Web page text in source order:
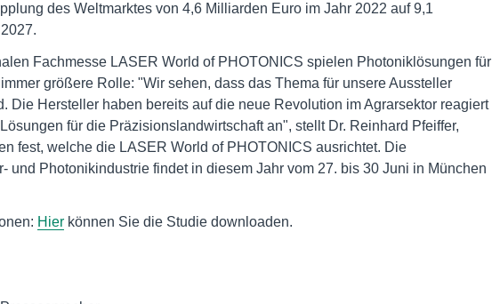
des Weltmarktes von 4,6 Milliarden Euro im Jahr 2022 auf 9,1
Fachmesse LASER World of PHOTONICS spielen Photoniklösungen für
größere Rolle: "Wir sehen, dass das Thema für unsere Aussteller
Die Hersteller haben bereits auf die neue Revolution im Agrarsektor reagiert
für die Präzisionslandwirtschaft an", stellt Dr. Reinhard Pfeiffer,
fest, welche die LASER World of PHOTONICS ausrichtet. Die
und Photonikindustrie findet in diesem Jahr vom 27. bis 30 Juni in München
Hier können Sie die Studie downloaden.